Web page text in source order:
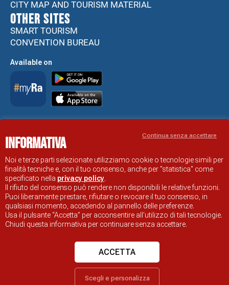
CITY MAP AND TOURISM MATERIAL
Other sites
SMART TOURISM
CONVENTION BUREAU
Available on
RAVENNA TOURIST INFORMATION OFFICIAL SITE
Informativa
Noi e terze parti selezionate utilizziamo cookie o tecnologie simili per
finalità tecniche e, con il tuo consenso, anche per "statistica" come
specificato nella privacy policy.
Il rifiuto del consenso può rendere non disponibili le relative funzioni.
Puoi liberamente prestare, rifiutare o revocare il tuo consenso, in
qualsiasi momento, accedendo al pannello delle preferenze.
Usa il pulsante “Accetta” per acconsentire all'utilizzo di tali tecnologie.
Chiudi questa informativa per continuare senza accettare.
Scegli e personalizza
ACCETTA
Continua senza accettare